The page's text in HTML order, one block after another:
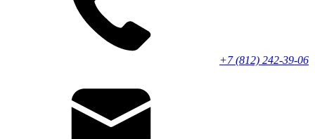
+7 (812) 242-39-06